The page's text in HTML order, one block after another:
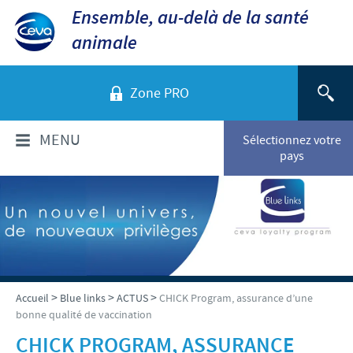
Ensemble, au-delà de la santé
animale
Zone PRO
Sélectionnez votre
pays
MENU
QUI SOMMES-NOUS?
Aperçu de la société
Ceva Santé Animale Tunisie
PRODUITS
Volailles
Ovins - Caprins
ACTUALITÉS ET MÉDIA
Ceva News
RESPONSABILITÉS
Accueil > Blue links>ACTUS>CHICK Program, assurance d’une
bonne qualité de vaccination
CHICK PROGRAM, ASSURANCE